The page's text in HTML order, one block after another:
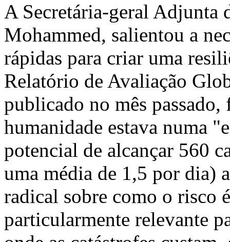
A Secretária-geral Adjunta
Mohammed, salientou a
rápidas para criar uma
Relatório de Avaliação
publicado no mês passado,
humanidade estava numa
potencial de alcançar 560
uma média de 1,5 por dia)
radical sobre como o risco
particularmente relevante